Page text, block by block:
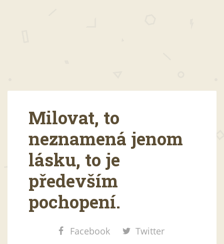
Milovat, to
neznamená jenom
lásku, to je
především
pochopení.
Facebook
Twitter